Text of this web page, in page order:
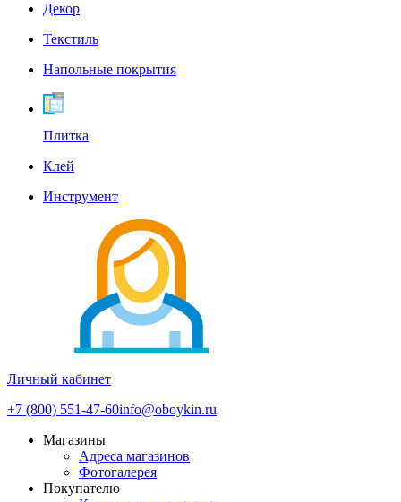
Декор
Текстиль
Напольные покрытия
Плитка
Клей
Инструмент
Личный кабинет
+7 (800) 551-47-60info@oboykin.ru
Магазины
Адреса магазинов
Фотогалерея
Покупателю